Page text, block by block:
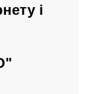
і